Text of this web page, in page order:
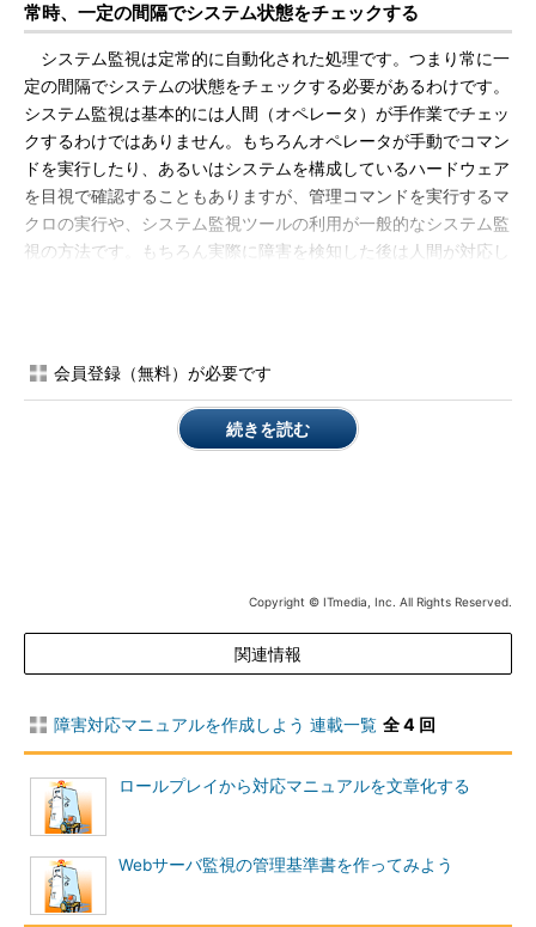
常時、一定の間隔でシステム状態をチェックする
システム監視は定常的に自動化された処理です。つまり常に一
定の間隔でシステムの状態をチェックする必要があるわけです。
システム監視は基本的には人間（オペレータ）が手作業でチェッ
クするわけではありません。もちろんオペレータが手動でコマン
ドを実行したり、あるいはシステムを構成しているハードウェア
を目視で確認することもありますが、管理コマンドを実行するマ
クロの実行や、システム監視ツールの利用が一般的なシステム監
視の方法です。もちろん実際に障害を検知した後は人間が対応し
少し例を挙げて監視のコストを考えてみましょう。実際に数分
置きにシステムの稼働を確認するためにpingコマンドを実行する
ことを想定してみてください。24時間×365日のシステム稼働
わけです。年間にこれだけの管理コストが掛けられるシステムで
あれば、システムの詳細な情報を定期的に確認し、データとして
記録できるような質の高い自動監視ツールによる「システム監
ただしシステム監視のマクロやツールは、指定された処理しか
ないこともあります。多少検知が遅れても問題にならない障害も
ありますが、大抵の場合1つの障害の検知が遅れることによっ
的であるほどシステムの管理スタッフや、さらにはシステムのユ
ーザーが目視で障害を発見することになります。
会員登録（無料）が必要です
続きを読む
Copyright © ITmedia, Inc. All Rights Reserved.
関連情報
障害対応マニュアルを作成しよう 連載一覧 全 4 回
ロールプレイから対応マニュアルを文章化する
Webサーバ監視の管理基準書を作ってみよう